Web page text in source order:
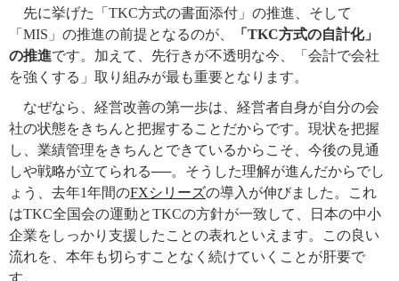
先に挙げた「TKC方式の書面添付」の推進、そして
「MIS」の推進の前提となるのが、
「TKC方式の自計化」
の推進です。加えて、先行きが不透明な今、「会計で会社
を強くする」取り組みが最も重要となります。
なぜなら、経営改善の第一歩は、経営者自身が自分の会
社の状態をきちんと把握することだからです。現状を把握
し、業績管理をきちんとできているからこそ、今後の見通
しや戦略が立てられる──。そうした理解が進んだからでし
ょう、去年1年間のFXシリーズの導入が伸びました。これ
はTKC全国会の運動とTKCの方針が一致して、日本の中小
企業をしっかり支援したことの表れといえます。この良い
流れを、本年も切らすことなく続けていくことが肝要で
す。